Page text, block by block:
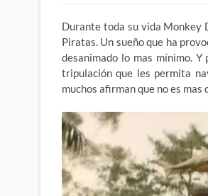
Durante toda su vida Monkey
Piratas. Un sueño que ha
desanimado lo mas mínimo.
tripulación que les permita
muchos afirman que no es